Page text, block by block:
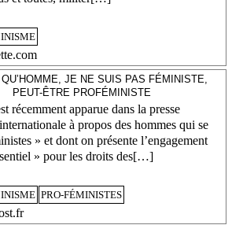
QU’HOMME, JE NE SUIS PAS FÉMINISTE,
PEUT-ÊTRE PROFÉMINISTE
récemment apparue dans la presse
à propos des hommes qui se
» et dont on présente l’engagement
» pour les droits des[…]
PRO-FÉMINISTES